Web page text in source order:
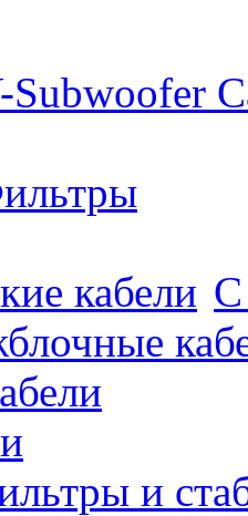
Subwoofer
кабели С
и